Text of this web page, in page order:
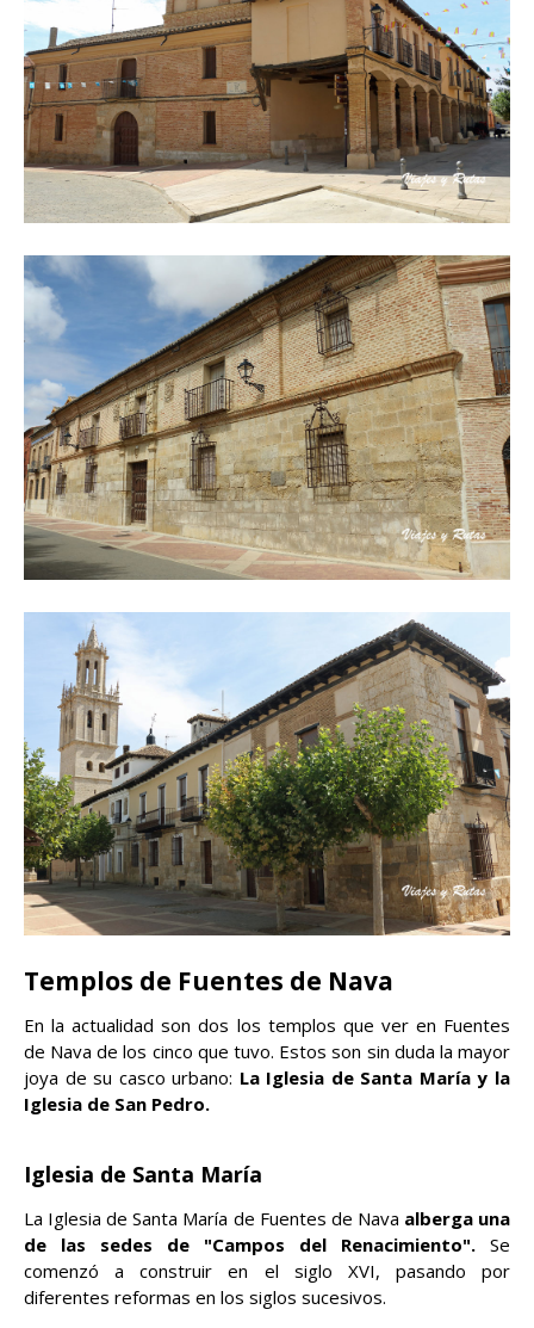
Templos de Fuentes de Nava
En la actualidad son dos los templos que ver en Fuentes
de Nava de los cinco que tuvo. Estos son sin duda la mayor
joya de su casco urbano: La Iglesia de Santa María y la
Iglesia de San Pedro.
Iglesia de Santa María
La Iglesia de Santa María de Fuentes de Nava alberga una
de las sedes de "Campos del Renacimiento". Se
comenzó a construir en el siglo XVI, pasando por
diferentes reformas en los siglos sucesivos.